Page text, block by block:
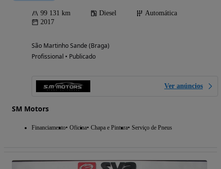
99 131 km Diesel
Automática
2017
São Martinho Sande (Braga)
Profissional • Publicado
Ver anúncios
SM Motors
Financiamento Oficina Chapa e Pintura Serviço de Pneus